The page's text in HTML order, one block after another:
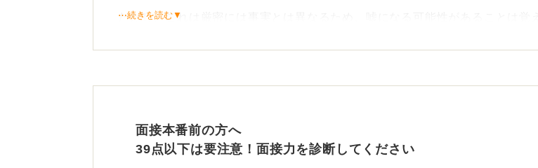
ただし、これは厳密には事実とは異なるため、嘘になる可能性があることは覚え
分の気持ちにもとづくものであれば嘘にはならないという考え方もあります。
キャリアの成長を挙げることも、前向きな退職理由として受け入れられやすく、
事実にもとづく自己都合の説明になります。
⋯続きを読む▼
面接本番前の方へ
39点以下は要注意！面接力を診断してください